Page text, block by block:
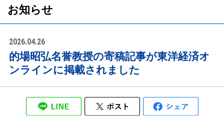
お知らせ
2026.04.26
的場昭弘名誉教授の寄稿記事が東洋経済オ
ンラインに掲載されました